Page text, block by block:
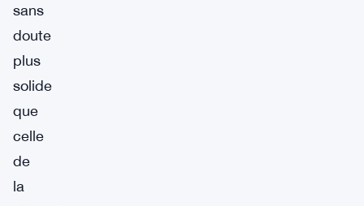
sans
doute
plus
solide
que
celle
de
la